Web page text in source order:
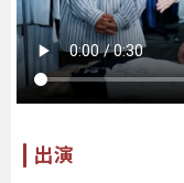
出演